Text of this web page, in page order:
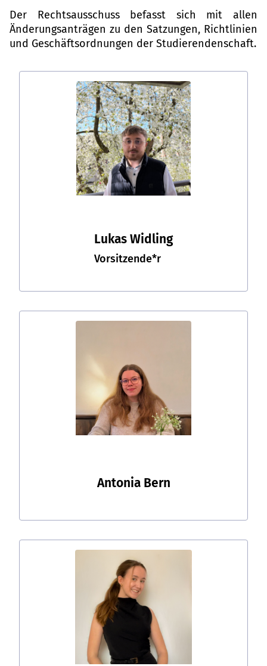
Der Rechtsausschuss befasst sich mit allen
Änderungsanträgen zu den Satzungen, Richtlinien
und Geschäftsordnungen der Studierendenschaft.
Lukas Widling
Vorsitzende*r
Antonia Bern